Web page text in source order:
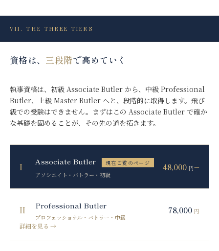
VII .THE THREE TIERS
資格は、 三段階で高めていく
執事資格は、初級 Associate Butler から、中級 Professional
Butler、上級 Master Butler へと、段階的に取得します。飛び
級での受験はできません。まずはこの Associate Butler で確か
な基礎を固めることが、その先の道を拓きます。
I Associate Butler 現在ご覧のページ
アソシエイト・バトラー ・ 初級
48,000 円—
II Professional Butler
プロフェッショナル・バトラー ・ 中級
78,000 円
詳細を見る →